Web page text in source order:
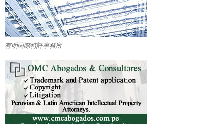
有明国際特許事務所